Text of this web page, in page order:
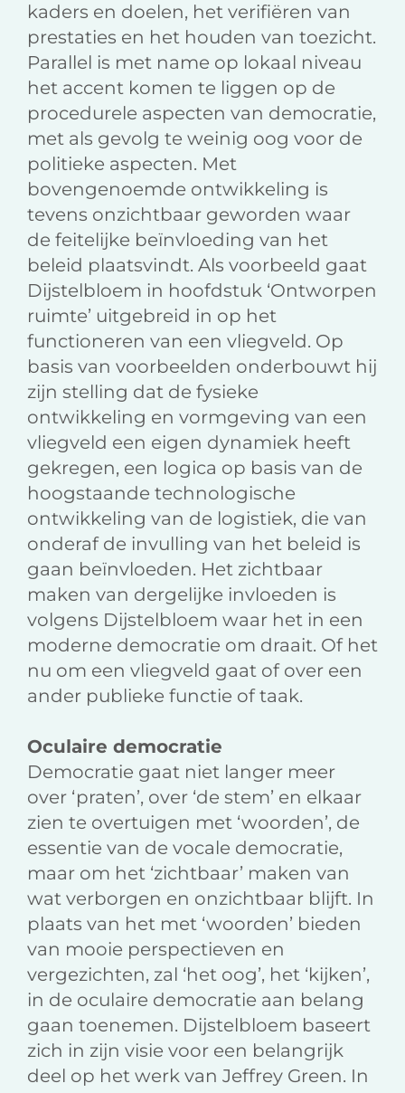
kaders en doelen, het verifiëren van
prestaties en het houden van toezicht.
Parallel is met name op lokaal niveau
het accent komen te liggen op de
procedurele aspecten van democratie,
met als gevolg te weinig oog voor de
politieke aspecten. Met
bovengenoemde ontwikkeling is
tevens onzichtbaar geworden waar
de feitelijke beïnvloeding van het
beleid plaatsvindt. Als voorbeeld gaat
Dijstelbloem in hoofdstuk ‘Ontworpen
ruimte’ uitgebreid in op het
functioneren van een vliegveld. Op
basis van voorbeelden onderbouwt hij
zijn stelling dat de fysieke
ontwikkeling en vormgeving van een
vliegveld een eigen dynamiek heeft
gekregen, een logica op basis van de
hoogstaande technologische
ontwikkeling van de logistiek, die van
onderaf de invulling van het beleid is
gaan beïnvloeden. Het zichtbaar
maken van dergelijke invloeden is
volgens Dijstelbloem waar het in een
moderne democratie om draait. Of het
nu om een vliegveld gaat of over een
ander publieke functie of taak.
Oculaire democratie
Democratie gaat niet langer meer
over ‘praten’, over ‘de stem’ en elkaar
zien te overtuigen met ‘woorden’, de
essentie van de vocale democratie,
maar om het ‘zichtbaar’ maken van
wat verborgen en onzichtbaar blijft. In
plaats van het met ‘woorden’ bieden
van mooie perspectieven en
vergezichten, zal ‘het oog’, het ‘kijken’,
in de oculaire democratie aan belang
gaan toenemen. Dijstelbloem baseert
zich in zijn visie voor een belangrijk
deel op het werk van Jeffrey Green. In